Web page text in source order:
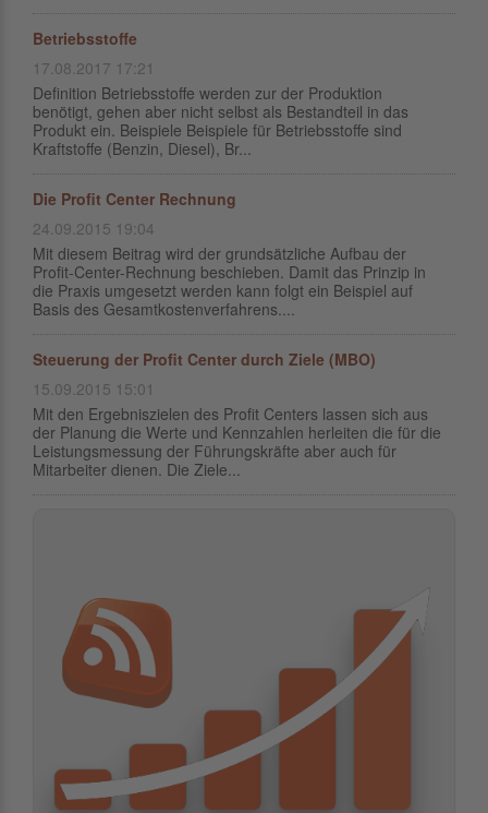
Betriebsstoffe
17.08.2017 17:21
Definition Betriebsstoffe werden zur der Produktion
benötigt, gehen aber nicht selbst als Bestandteil in das
Produkt ein. Beispiele Beispiele für Betriebsstoffe sind
Kraftstoffe (Benzin, Diesel), Br...
Die Profit Center Rechnung
24.09.2015 19:04
Mit diesem Beitrag wird der grundsätzliche Aufbau der
Profit-Center-Rechnung beschieben. Damit das Prinzip in
die Praxis umgesetzt werden kann folgt ein Beispiel auf
Basis des Gesamtkostenverfahrens....
Steuerung der Profit Center durch Ziele (MBO)
15.09.2015 15:01
Mit den Ergebniszielen des Profit Centers lassen sich aus
der Planung die Werte und Kennzahlen herleiten die für die
Leistungsmessung der Führungskräfte aber auch für
Mitarbeiter dienen. Die Ziele...